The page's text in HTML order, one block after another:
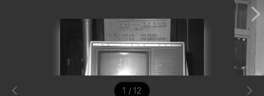
1 / 12